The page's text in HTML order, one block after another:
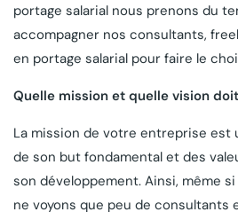
portage salarial nous prenons du
accompagner nos consultants,
en portage salarial pour faire le
Quelle mission et quelle vision
La mission de votre entreprise est
de son but fondamental et des
son développement. Ainsi, même
ne voyons que peu de consultants